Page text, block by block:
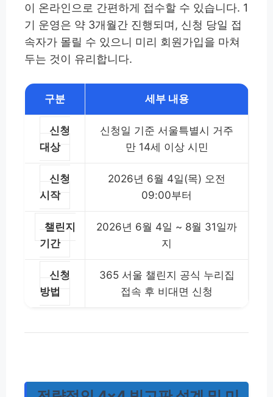
이 온라인으로 간편하게 접수할 수 있습니다. 1
기 운영은 약 3개월간 진행되며, 신청 당일 접
속자가 몰릴 수 있으니 미리 회원가입을 마쳐
두는 것이 유리합니다.
구분 세부 내용
신청
대상
신청일 기준 서울특별시 거주
만 14세 이상 시민
신청
시작
2026년 6월 4일(목) 오전
09:00부터
챌린지
기간
2026년 6월 4일 ~ 8월 31일까
지
신청
방법
365 서울 챌린지 공식 누리집
접속 후 비대면 신청